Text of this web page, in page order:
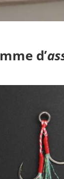
d’